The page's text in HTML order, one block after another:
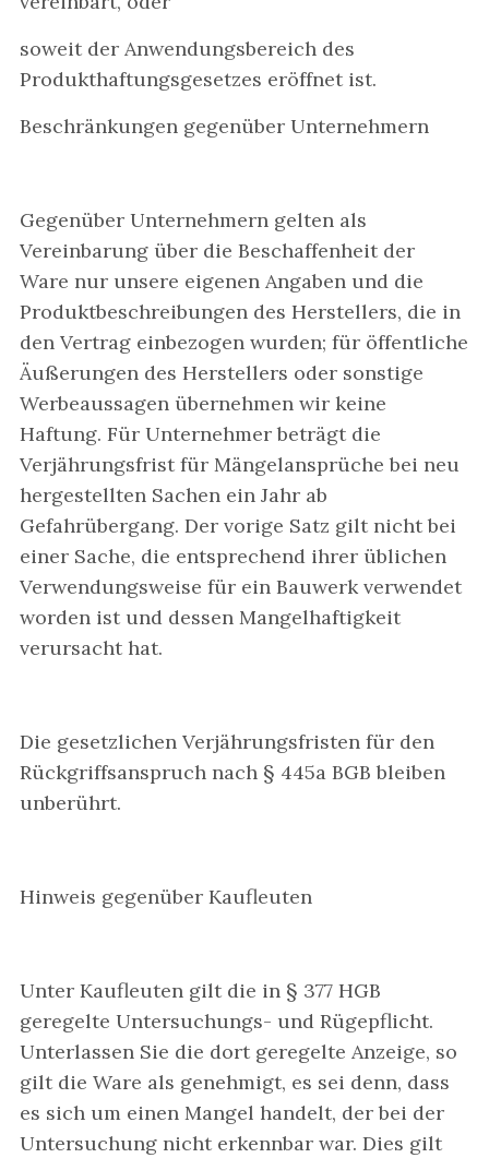
soweit der Anwendungsbereich des
Produkthaftungsgesetzes eröffnet ist.
Beschränkungen gegenüber Unternehmern
Gegenüber Unternehmern gelten als
Vereinbarung über die Beschaffenheit der
Ware nur unsere eigenen Angaben und die
Produktbeschreibungen des Herstellers, die in
den Vertrag einbezogen wurden; für öffentliche
Äußerungen des Herstellers oder sonstige
Werbeaussagen übernehmen wir keine
Haftung. Für Unternehmer beträgt die
Verjährungsfrist für Mängelansprüche bei neu
hergestellten Sachen ein Jahr ab
Gefahrübergang. Der vorige Satz gilt nicht bei
einer Sache, die entsprechend ihrer üblichen
Verwendungsweise für ein Bauwerk verwendet
worden ist und dessen Mangelhaftigkeit
verursacht hat.
Die gesetzlichen Verjährungsfristen für den
Rückgriffsanspruch nach § 445a BGB bleiben
unberührt.
Hinweis gegenüber Kaufleuten
Unter Kaufleuten gilt die in § 377 HGB
geregelte Untersuchungs- und Rügepflicht.
Unterlassen Sie die dort geregelte Anzeige, so
gilt die Ware als genehmigt, es sei denn, dass
es sich um einen Mangel handelt, der bei der
Untersuchung nicht erkennbar war. Dies gilt